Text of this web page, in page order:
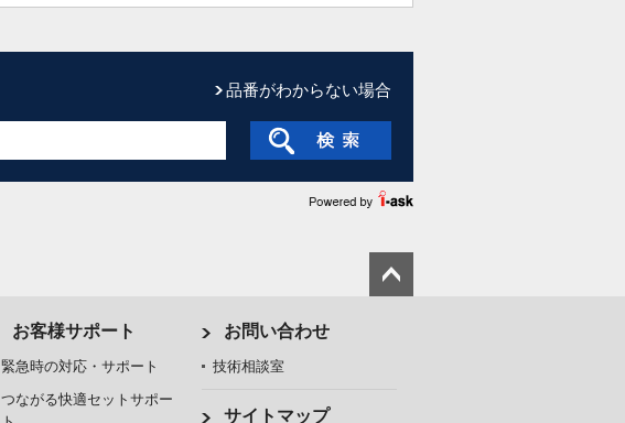
品番がわからない場合
お客様サポート
緊急時の対応・サポート
つながる快適セットサポー
お問い合わせ
技術相談室
サイトマップ